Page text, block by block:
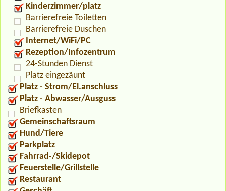
Kinderzimmer/platz
Barrierefreie Toiletten
Barrierefreie Duschen
Internet/WiFi/PC
Rezeption/Infozentrum
24-Stunden Dienst
Platz eingezäunt
Platz - Strom/El.anschluss
Platz - Abwasser/Ausguss
Briefkasten
Gemeinschaftsraum
Hund/Tiere
Parkplatz
Fahrrad-/Skidepot
Feuerstelle/Grillstelle
Restaurant